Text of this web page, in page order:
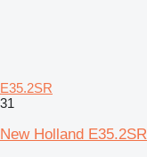
E35.2SR
31
New Holland E35.2SR